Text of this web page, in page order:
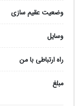
وضعیت عقیم سازی
وسایل
راه ارتباطی با من
مبلغ